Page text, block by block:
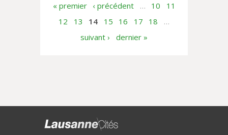
Raedler est notre invité de la
semaine.
« premier ‹ précédent … 10
11
12
13 14 15 16 17 18
…
suivant ›
dernier »